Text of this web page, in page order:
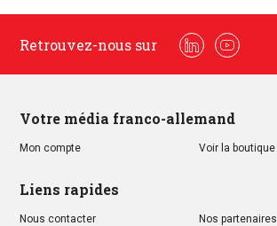
Retrouvez-nous sur
LinkedinYoutube
Votre média franco-allemand
Mon compte Voir la boutique
Liens rapides
Nous contacter Nos partenaires